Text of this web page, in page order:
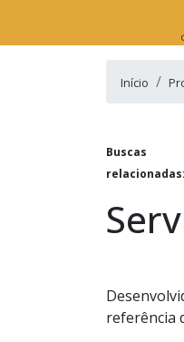
Início
Buscas
relacionadas:
referência